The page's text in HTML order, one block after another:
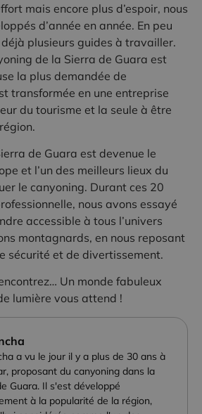
mais encore plus d’espoir, nous
d’année en année. En peu
plusieurs guides à travailler.
de la Sierra de Guara est
la plus demandée de
transformée en une entreprise
du tourisme et la seule à être
de Guara est devenue le
et l’un des meilleurs lieux du
le canyoning. Durant ces 20
nous avons essayé
accessible à tous l’univers
montagnards, en nous reposant
sécurité et de divertissement.
Un monde fabuleux
lumière vous attend !
a vu le jour il y a plus de 30 ans à
proposant du canyoning dans la
Guara. Il s'est développé
à la popularité de la région,